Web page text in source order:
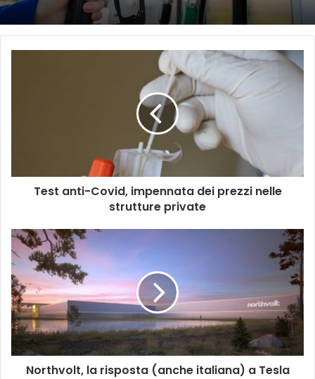
Test anti-Covid, impennata dei prezzi nelle
strutture private
Northvolt, la risposta (anche italiana) a Tesla